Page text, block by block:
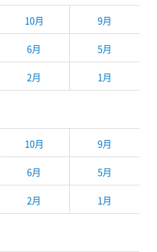
10月 9月
6月 5月
2月 1月
10月 9月
6月 5月
2月 1月